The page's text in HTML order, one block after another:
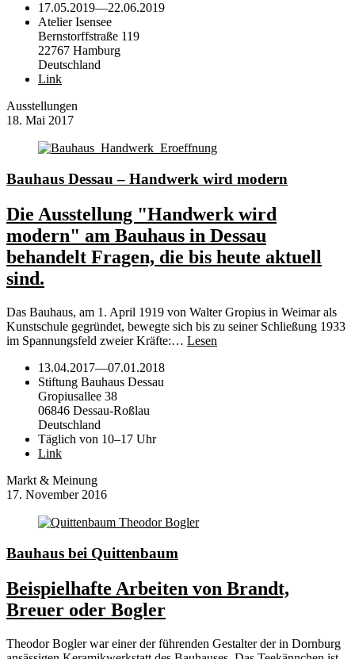
17.05.2019—22.06.2019
Atelier Isensee
Bernstorffstraße 119
22767 Hamburg
Deutschland
Link
Ausstellungen
18. Mai 2017
Bauhaus Dessau – Handwerk wird modern
Die Ausstellung "Handwerk wird
modern" am Bauhaus in Dessau
behandelt Fragen, die bis heute aktuell
sind.
Das Bauhaus, am 1. April 1919 von Walter Gropius in Weimar als
Kunstschule gegründet, bewegte sich bis zu seiner Schließung 1933
im Spannungsfeld zweier Kräfte:… Lesen
13.04.2017—07.01.2018
Stiftung Bauhaus Dessau
Gropiusallee 38
06846 Dessau-Roßlau
Deutschland
Täglich von 10–17 Uhr
Link
Markt & Meinung
17. November 2016
Bauhaus bei Quittenbaum
Beispielhafte Arbeiten von Brandt,
Breuer oder Bogler
Theodor Bogler war einer der führenden Gestalter der in Dornburg